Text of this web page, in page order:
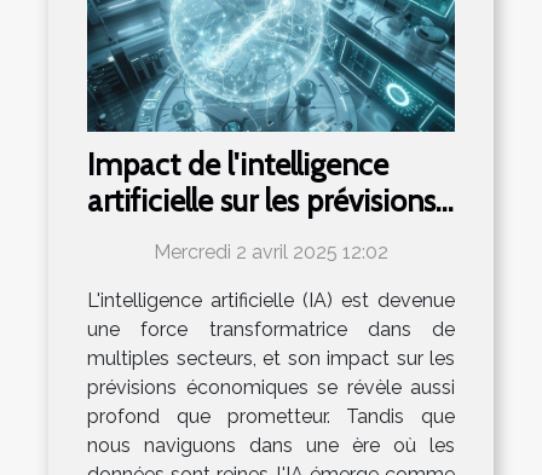
Impact de l'intelligence
artificielle sur les prévisions
économiques
Mercredi 2 avril 2025 12:02
L'intelligence artificielle (IA) est devenue
une force transformatrice dans de
multiples secteurs, et son impact sur les
prévisions économiques se révèle aussi
profond que prometteur. Tandis que
nous naviguons dans une ère où les